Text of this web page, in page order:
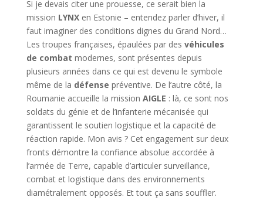
Si je devais citer une prouesse, ce serait bien la
mission LYNXen Estonie – entendez parler d’hiver, il
faut imaginer des conditions dignes du Grand Nord…
Les troupes françaises, épaulées par des véhicules
de combat modernes, sont présentes depuis
plusieurs années dans ce qui est devenu le symbole
même de la défense préventive. De l’autre côté, la
Roumanie accueille la mission AIGLE : là, ce sont nos
soldats du génie et de l’infanterie mécanisée qui
garantissent le soutien logistique et la capacité de
réaction rapide. Mon avis ? Cet engagement sur deux
fronts démontre la confiance absolue accordée à
l’armée de Terre, capable d’articuler surveillance,
combat et logistique dans des environnements
diamétralement opposés. Et tout ça sans souffler.